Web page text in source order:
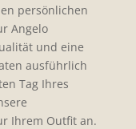
persönlichen
Angelo
und eine
ausführlich
Tag Ihres
Ihrem Outfit an.